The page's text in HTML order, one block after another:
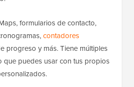
formularios de contacto,
contadores
progreso y más. Tiene múltiples
que puedes usar con tus propios